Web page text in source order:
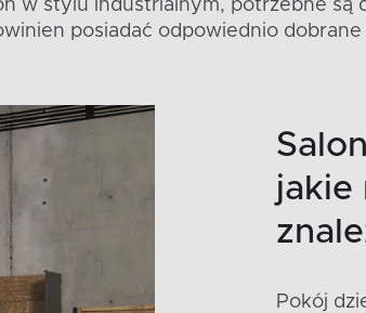
w stylu industrialnym, potrzebne
posiadać odpowiednio
jakie
Pokój